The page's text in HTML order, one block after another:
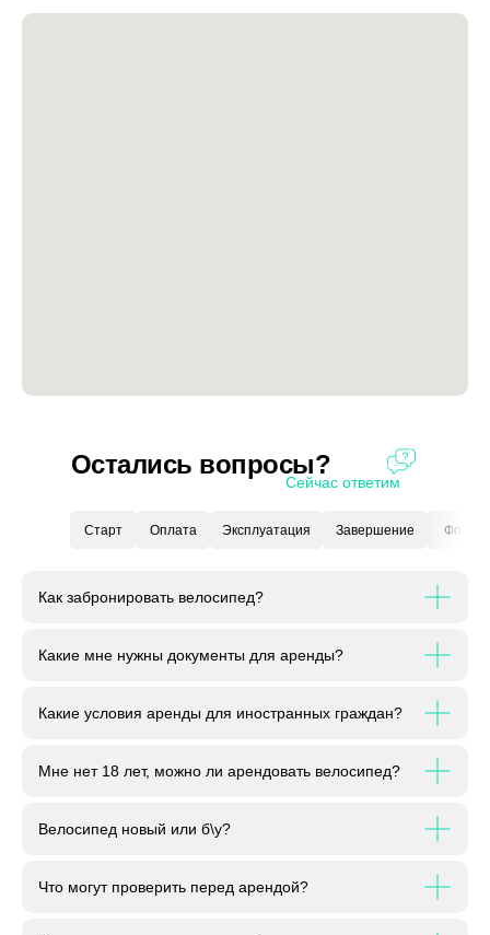
Сейчас ответим
Остались вопросы?
Старт Оплата Эксплуатация Завершение Форс-
Как забронировать велосипед?
Какие мне нужны документы для аренды?
Какие условия аренды для иностранных граждан?
Мне нет 18 лет, можно ли арендовать велосипед?
Велосипед новый или б\у?
Что могут проверить перед арендой?